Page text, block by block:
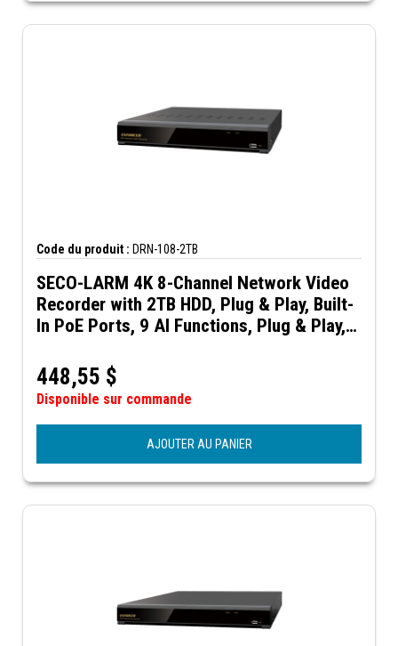
Code du produit : DRN-108-2TB
SECO-LARM 4K 8-Channel Network Video
Recorder with 2TB HDD, Plug & Play, Built-
In PoE Ports, 9 AI Functions, Plug & Play,
Resolution
448,55 $
Disponible sur commande
AJOUTER AU PANIER